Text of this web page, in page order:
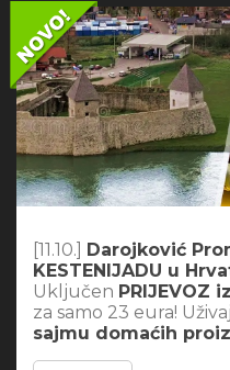
[11.10.]
Darojković
KESTENIJADU u
Uključen PRIJEVOZ
za samo 23 eura!
sajmu domaćih